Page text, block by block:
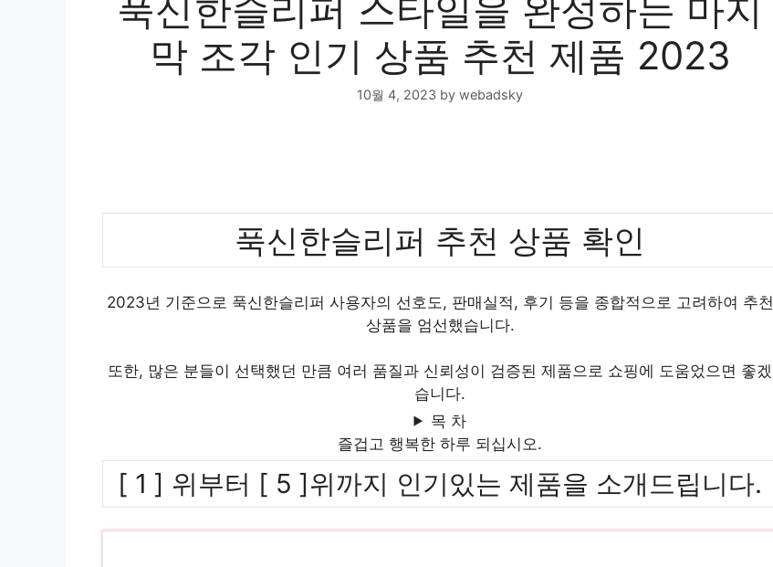
푹신한슬리퍼 스타일을 완성하는 마지
막 조각 인기 상품 추천 제품 2023
10월 4, 2023 by webadsky
푹신한슬리퍼 추천 상품 확인
2023년 기준으로 푹신한슬리퍼 사용자의 선호도, 판매실적, 후기 등을 종합적으로 고려하여 추천
상품을 엄선했습니다.
또한, 많은 분들이 선택했던 만큼 여러 품질과 신뢰성이 검증된 제품으로 쇼핑에 도움었으면 좋겠
습니다.
목 차
즐겁고 행복한 하루 되십시오.
[ 1 ] 위부터 [ 5 ]위까지 인기있는 제품을 소개드립니다.